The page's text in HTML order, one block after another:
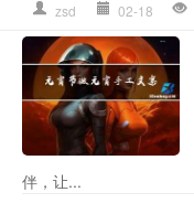
zsd 02-18
伴，让...